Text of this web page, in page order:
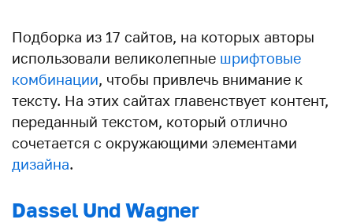
Подборка из 17 сайтов, на которых авторы
использовали великолепные шрифтовые
комбинации, чтобы привлечь внимание к
тексту. На этих сайтах главенствует контент,
переданный текстом, который отлично
сочетается с окружающими элементами
дизайна.
Dassel Und Wagner